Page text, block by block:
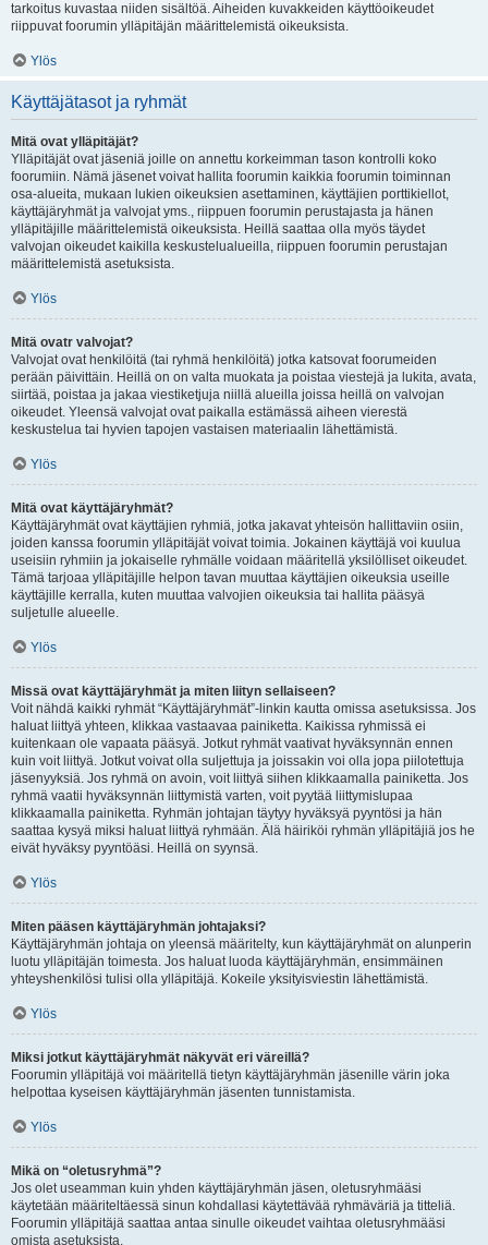
tarkoitus kuvastaa niiden sisältöä. Aiheiden kuvakkeiden käyttöoikeudet
riippuvat foorumin ylläpitäjän määrittelemistä oikeuksista.
Ylös
Käyttäjätasot ja ryhmät
Mitä ovat ylläpitäjät?
Ylläpitäjät ovat jäseniä joille on annettu korkeimman tason kontrolli koko
foorumiin. Nämä jäsenet voivat hallita foorumin kaikkia foorumin toiminnan
osa-alueita, mukaan lukien oikeuksien asettaminen, käyttäjien porttikiellot,
käyttäjäryhmät ja valvojat yms., riippuen foorumin perustajasta ja hänen
ylläpitäjille määrittelemistä oikeuksista. Heillä saattaa olla myös täydet
valvojan oikeudet kaikilla keskustelualueilla, riippuen foorumin perustajan
määrittelemistä asetuksista.
Ylös
Mitä ovatr valvojat?
Valvojat ovat henkilöitä (tai ryhmä henkilöitä) jotka katsovat foorumeiden
perään päivittäin. Heillä on on valta muokata ja poistaa viestejä ja lukita, avata,
siirtää, poistaa ja jakaa viestiketjuja niillä alueilla joissa heillä on valvojan
oikeudet. Yleensä valvojat ovat paikalla estämässä aiheen vierestä
keskustelua tai hyvien tapojen vastaisen materiaalin lähettämistä.
Ylös
Mitä ovat käyttäjäryhmät?
Käyttäjäryhmät ovat käyttäjien ryhmiä, jotka jakavat yhteisön hallittaviin osiin,
joiden kanssa foorumin ylläpitäjät voivat toimia. Jokainen käyttäjä voi kuulua
useisiin ryhmiin ja jokaiselle ryhmälle voidaan määritellä yksilölliset oikeudet.
Tämä tarjoaa ylläpitäjille helpon tavan muuttaa käyttäjien oikeuksia useille
käyttäjille kerralla, kuten muuttaa valvojien oikeuksia tai hallita pääsyä
suljetulle alueelle.
Ylös
Missä ovat käyttäjäryhmät ja miten liityn sellaiseen?
Voit nähdä kaikki ryhmät “Käyttäjäryhmät”-linkin kautta omissa asetuksissa. Jos
haluat liittyä yhteen, klikkaa vastaavaa painiketta. Kaikissa ryhmissä ei
kuitenkaan ole vapaata pääsyä. Jotkut ryhmät vaativat hyväksynnän ennen
kuin voit liittyä. Jotkut voivat olla suljettuja ja joissakin voi olla jopa piilotettuja
jäsenyyksiä. Jos ryhmä on avoin, voit liittyä siihen klikkaamalla painiketta. Jos
ryhmä vaatii hyväksynnän liittymistä varten, voit pyytää liittymislupaa
klikkaamalla painiketta. Ryhmän johtajan täytyy hyväksyä pyyntösi ja hän
saattaa kysyä miksi haluat liittyä ryhmään. Älä häiriköi ryhmän ylläpitäjiä jos he
eivät hyväksy pyyntöäsi. Heillä on syynsä.
Ylös
Miten pääsen käyttäjäryhmän johtajaksi?
Käyttäjäryhmän johtaja on yleensä määritelty, kun käyttäjäryhmät on alunperin
luotu ylläpitäjän toimesta. Jos haluat luoda käyttäjäryhmän, ensimmäinen
yhteyshenkilösi tulisi olla ylläpitäjä. Kokeile yksityisviestin lähettämistä.
Ylös
Miksi jotkut käyttäjäryhmät näkyvät eri väreillä?
Foorumin ylläpitäjä voi määritellä tietyn käyttäjäryhmän jäsenille värin joka
helpottaa kyseisen käyttäjäryhmän jäsenten tunnistamista.
Ylös
Mikä on “oletusryhmä”?
Jos olet useamman kuin yhden käyttäjäryhmän jäsen, oletusryhmääsi
käytetään määriteltäessä sinun kohdallasi käytettävää ryhmäväriä ja titteliä.
Foorumin ylläpitäjä saattaa antaa sinulle oikeudet vaihtaa oletusryhmääsi
omista asetuksista.